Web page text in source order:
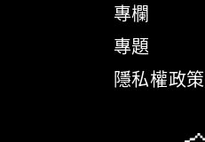
專欄
專題
隱私權政策